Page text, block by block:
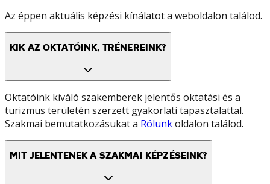
Az éppen aktuális képzési kínálatot a weboldalon találod.
KIK AZ OKTATÓINK, TRÉNEREINK?
Oktatóink kiváló szakemberek jelentős oktatási és a
turizmus területén szerzett gyakorlati tapasztalattal.
Szakmai bemutatkozásukat a Rólunkoldalon találod.
MIT JELENTENEK A SZAKMAI KÉPZÉSEINK?